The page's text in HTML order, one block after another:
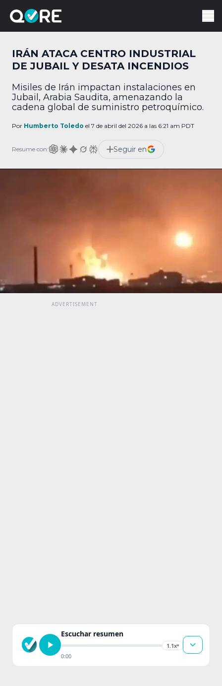
IRÁN ATACA CENTRO INDUSTRIAL
DE JUBAIL Y DESATA INCENDIOS
Misiles de Irán impactan instalaciones en
Jubail, Arabia Saudita, amenazando la
cadena global de suministro petroquímico.
Por Humberto Toledo el 7 de abril del 2026 a las 6:21 am PDT
Resume con: Seguir en
Escuchar resumen
1.1x▾
0:00